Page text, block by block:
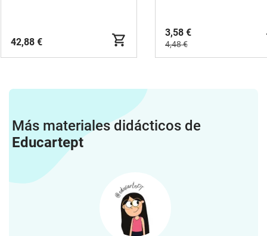
42,88 €
3,58 €
4,48 €
Más materiales didácticos de
Educartept